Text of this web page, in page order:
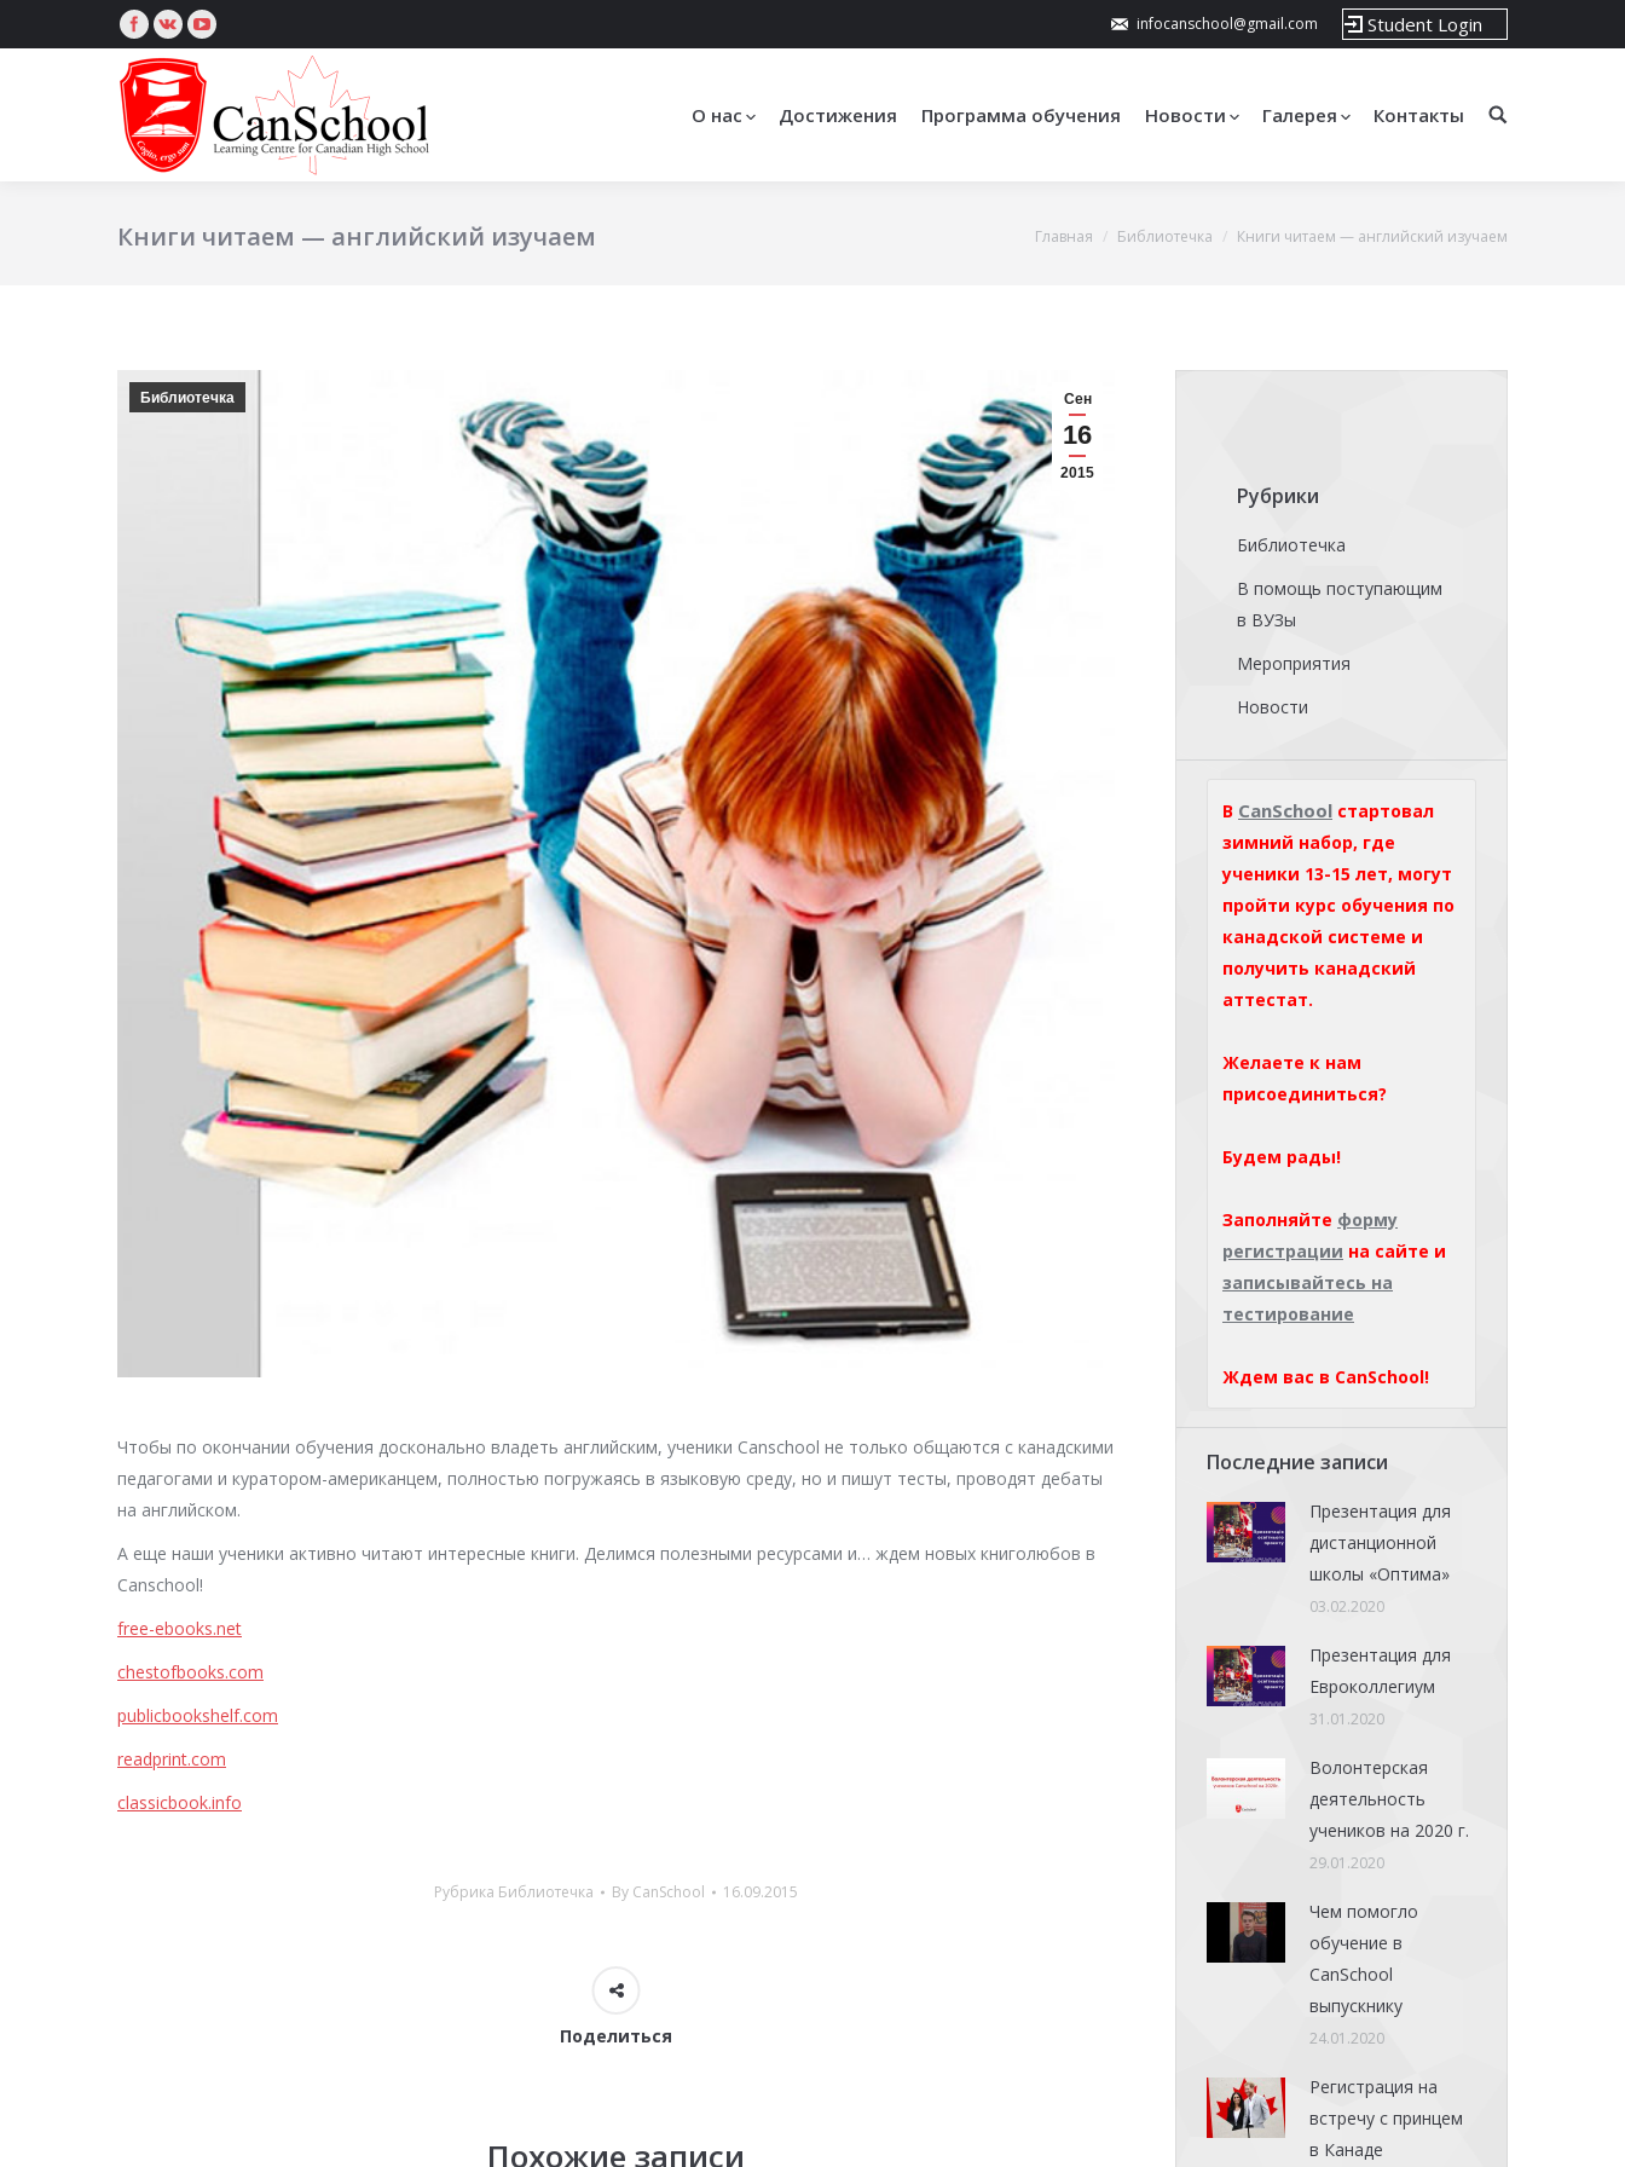
infocanschool@gmail.com Student Login
О нас Достижения Программа обучения Новости Галерея Контакты
Книги читаем — английский изучаем Главная Библиотечка Книги читаем — английский изучаем
Сен
16
2015
Библиотечка
Чтобы по окончании обучения досконально владеть английским, ученики Canschool не только общаются с канадскими
педагогами и куратором-американцем, полностью погружаясь в языковую среду, но и пишут тесты, проводят дебаты
на английском.
А еще наши ученики активно читают интересные книги. Делимся полезными ресурсами и… ждем новых книголюбов в
Canschool!
free-ebooks.net
chestofbooks.com
publicbookshelf.com
readprint.com
classicbook.info
Рубрика Библиотечка By CanSchool 16.09.2015
Поделиться
Похожие записи
Рубрики
Библиотечка
В помощь поступающим
в ВУЗы
Мероприятия
Новости
В CanSchool стартовал
зимний набор, где
ученики 13-15 лет, могут
пройти курс обучения по
канадской системе и
получить канадский
аттестат.
Желаете к нам
присоединиться?
Будем рады!
Заполняйте форму
регистрации на сайте и
записывайтесь на
тестирование
Ждем вас в CanSchool!
Последние записи
Презентация для
дистанционной
школы «Оптима»
03.02.2020
Презентация для
Евроколлегиум
31.01.2020
Волонтерская
деятельность
учеников на 2020 г.
29.01.2020
Чем помогло
обучение в
CanSchool
выпускнику
24.01.2020
Регистрация на
встречу с принцем
в Канаде